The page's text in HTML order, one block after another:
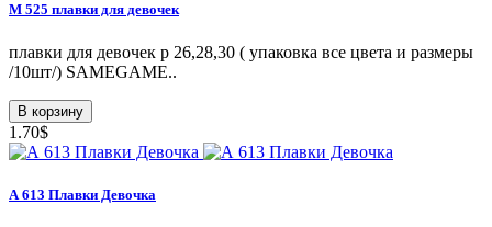
М 525 плавки для девочек
плавки для девочек р 26,28,30 ( упаковка все цвета и размеры
/10шт/) SAMEGAME..
В корзину
1.70$
А 613 Плавки Девочка